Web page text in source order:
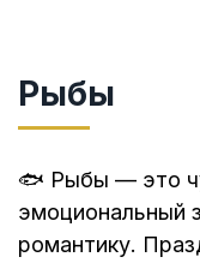
Рыбы
🐟 Рыбы — это
эмоциональный
романтику.